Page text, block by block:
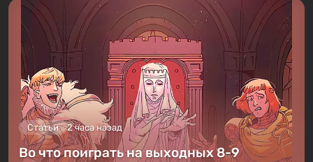
Статьи 2 часа назад
Во что поиграть на выходных 8-9